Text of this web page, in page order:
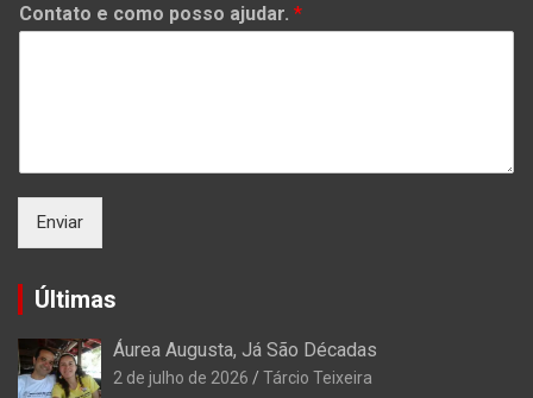
Contato e como posso ajudar. *
Enviar
Últimas
Áurea Augusta, Já São Décadas
2 de julho de 2026 Tárcio Teixeira